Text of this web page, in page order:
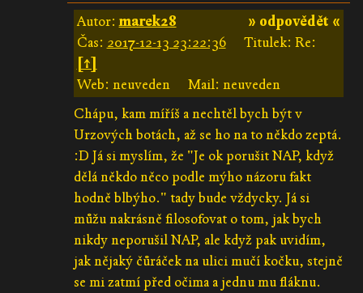
» odpovědět «
Autor:marek28
Čas: 2017-12-13 23:22:36
Titulek: Re:
[↑]
Web: neuveden
Mail: neuveden
Chápu, kam míříš a nechtěl bych být v
Urzových botách, až se ho na to někdo zeptá.
:D Já si myslím, že "Je ok porušit NAP, když
dělá někdo něco podle mýho názoru fakt
hodně blbýho." tady bude vždycky. Já si
můžu nakrásně filosofovat o tom, jak bych
nikdy neporušil NAP, ale když pak uvidím,
jak nějaký čůráček na ulici mučí kočku, stejně
se mi zatmí před očima a jednu mu fláknu.